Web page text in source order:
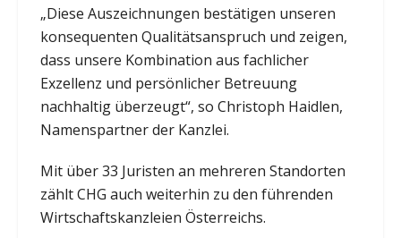
„Diese Auszeichnungen bestätigen unseren
konsequenten Qualitätsanspruch und zeigen,
dass unsere Kombination aus fachlicher
Exzellenz und persönlicher Betreuung
nachhaltig überzeugt“, so Christoph Haidlen,
Namenspartner der Kanzlei.
Mit über 33 Juristen an mehreren Standorten
zählt CHG auch weiterhin zu den führenden
Wirtschaftskanzleien Österreichs.